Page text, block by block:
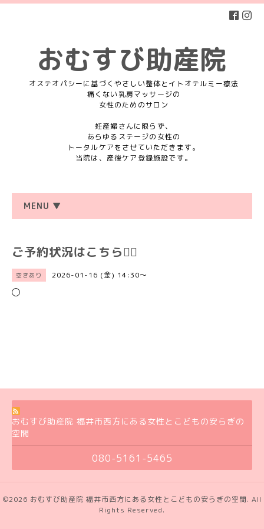
おむすび助産院
オステオパシーに基づくやさしい整体とイトオテルミー療法
痛くない乳房マッサージの
女性のためのサロン
妊産婦さんに限らず、
あらゆるステージの女性の
トータルケアをさせていただきます。
当院は、産後ケア登録施設です。
MENU ▼
ご予約状況はこちら💁‍♀️
空きあり 2026-01-16 (金) 14:30～
◯
おむすび助産院 福井市西方にある女性とこどもの安らぎの
空間
080-5161-5465
©2026 おむすび助産院 福井市西方にある女性とこどもの安らぎの空間. All
Rights Reserved.